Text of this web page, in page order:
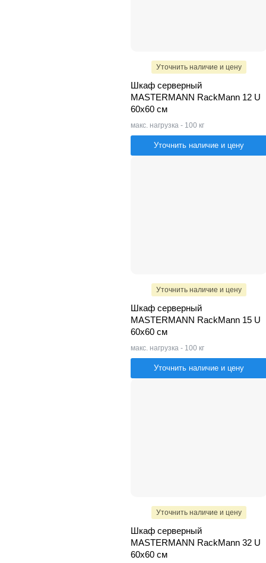
Уточнить наличие и цену
Шкаф серверный
MASTERMANN RackMann 12 U
60х60 см
макс. нагрузка - 100 кг
Уточнить наличие и цену
Уточнить наличие и цену
Шкаф серверный
MASTERMANN RackMann 15 U
60х60 см
макс. нагрузка - 100 кг
Уточнить наличие и цену
Уточнить наличие и цену
Шкаф серверный
MASTERMANN RackMann 32 U
60х60 см